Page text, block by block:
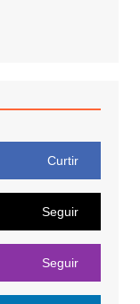
Curtir
Seguir
Seguir